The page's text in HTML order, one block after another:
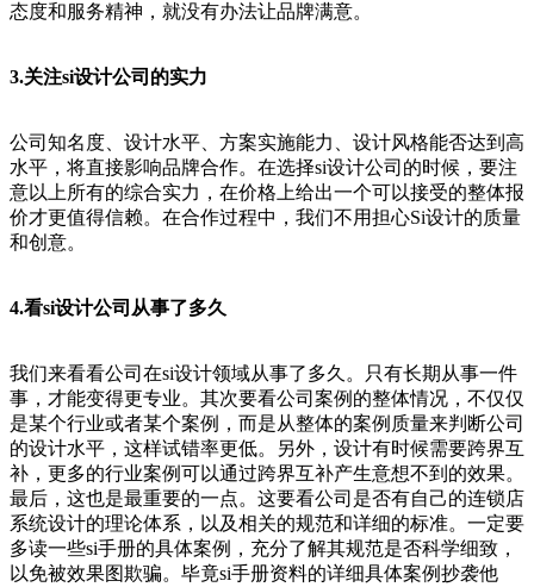
态度和服务精神，就没有办法让品牌满意。
3.关注si设计公司的实力
公司知名度、设计水平、方案实施能力、设计风格能否达到高
水平，将直接影响品牌合作。在选择si设计公司的时候，要注
意以上所有的综合实力，在价格上给出一个可以接受的整体报
价才更值得信赖。在合作过程中，我们不用担心Si设计的质量
和创意。
4.看si设计公司从事了多久
我们来看看公司在si设计领域从事了多久。只有长期从事一件
事，才能变得更专业。其次要看公司案例的整体情况，不仅仅
是某个行业或者某个案例，而是从整体的案例质量来判断公司
的设计水平，这样试错率更低。另外，设计有时候需要跨界互
补，更多的行业案例可以通过跨界互补产生意想不到的效果。
最后，这也是最重要的一点。这要看公司是否有自己的连锁店
系统设计的理论体系，以及相关的规范和详细的标准。一定要
多读一些si手册的具体案例，充分了解其规范是否科学细致，
以免被效果图欺骗。毕竟si手册资料的详细具体案例抄袭他